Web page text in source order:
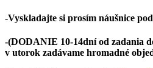
108.24€
207.87€
-Vyskladajte si prosím náušnice
-(DODANIE 10-14dní od zadania
v utorok zadávame hromadné